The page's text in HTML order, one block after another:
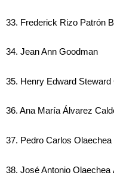
33. Frederick Rizo Patrón
34. Jean Ann Goodman
35. Henry Edward Steward
36. Ana María Álvarez
37. Pedro Carlos
38. José Antonio Olaechea